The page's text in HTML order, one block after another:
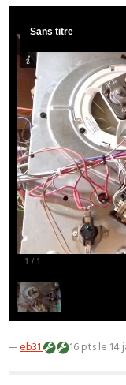
1 / 1
Sans titre
—eb31 16 ptsle 14